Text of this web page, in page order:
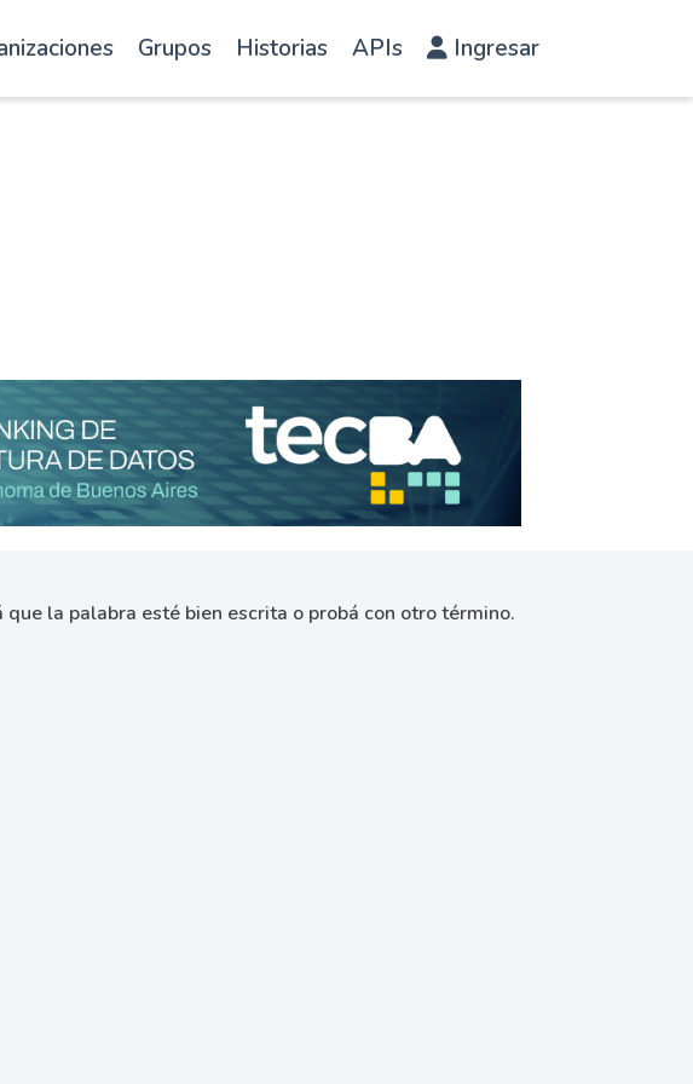
Grupos Historias APIs Ingresar
que la palabra esté bien escrita o probá con otro término.